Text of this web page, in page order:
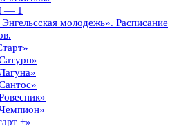
— 1
молодежь». Расписание
+»